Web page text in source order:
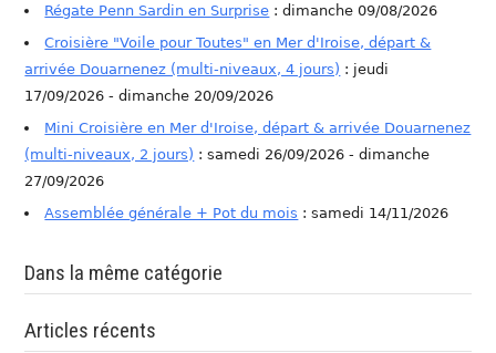
Régate Penn Sardin en Surprise : dimanche 09/08/2026
Croisière "Voile pour Toutes" en Mer d'Iroise, départ &
arrivée Douarnenez (multi-niveaux, 4 jours) : jeudi
17/09/2026 - dimanche 20/09/2026
Mini Croisière en Mer d'Iroise, départ & arrivée Douarnenez
(multi-niveaux, 2 jours) : samedi 26/09/2026 - dimanche
27/09/2026
Assemblée générale + Pot du mois : samedi 14/11/2026
Dans la même catégorie
Articles récents